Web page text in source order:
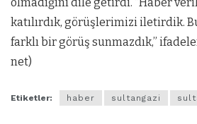
katılırdık, görüşlerimizi iletirdik.
farklı bir görüş sunmazdık,”
net)
Etiketler: haber sultangazi